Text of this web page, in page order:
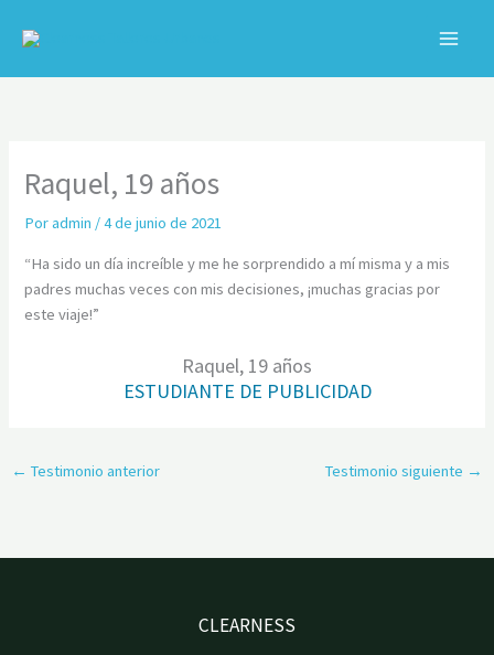
Raquel, 19 años
Poradmin /4 de junio de 2021
“Ha sido un día increíble y me he sorprendido a mí misma y a mis
padres muchas veces con mis decisiones, ¡muchas gracias por
este viaje!”
Raquel, 19 años
ESTUDIANTE DE PUBLICIDAD
← Testimonio anterior Testimonio siguiente →
CLEARNESS